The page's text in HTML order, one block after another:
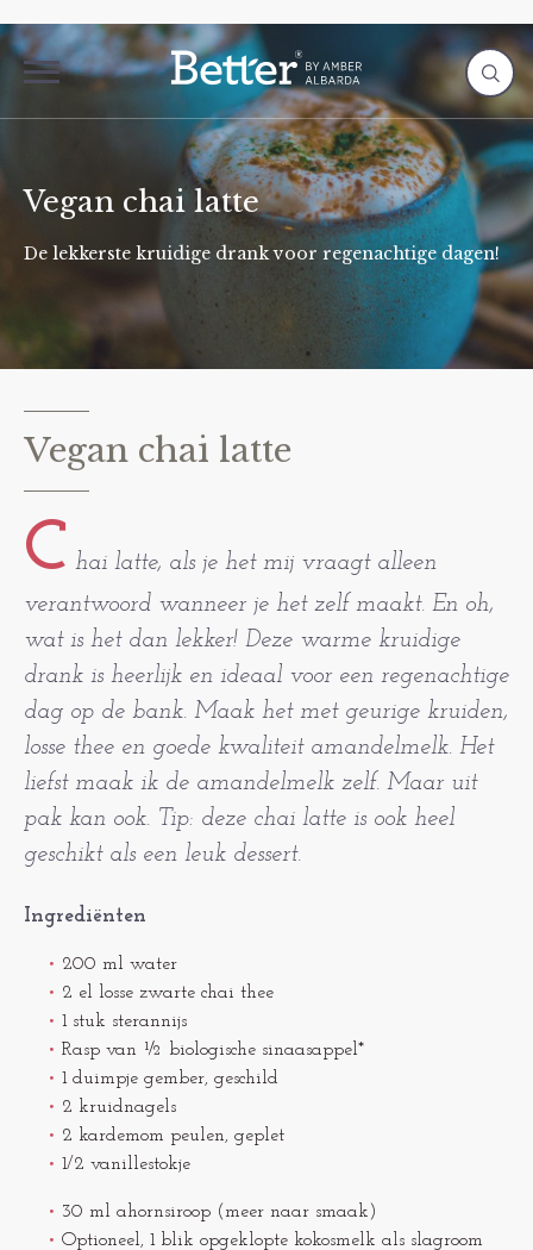
Vegan chai latte
De lekkerste kruidige drank voor regenachtige dagen!
Vegan chai latte
C hai latte, als je het mij vraagt alleen
verantwoord wanneer je het zelf maakt. En oh,
wat is het dan lekker! Deze warme kruidige
drank is heerlijk en ideaal voor een regenachtige
dag op de bank. Maak het met geurige kruiden,
losse thee en goede kwaliteit amandelmelk. Het
liefst maak ik de amandelmelk zelf. Maar uit
pak kan ook. Tip: deze chai latte is ook heel
geschikt als een leuk dessert.
Ingrediënten
200 ml water
2 el losse zwarte chai thee
1 stuk sterannijs
Rasp van ½ biologische sinaasappel*
1 duimpje gember, geschild
2 kruidnagels
2 kardemom peulen, geplet
1/2 vanillestokje
30 ml ahornsiroop (meer naar smaak)
Optioneel, 1 blik opgeklopte kokosmelk als slagroom